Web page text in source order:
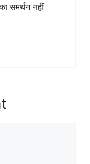
समर्थन नहीं